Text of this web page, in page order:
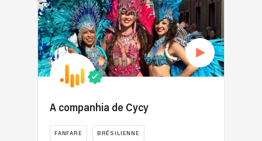
A companhia de Cycy
FANFARE BRÉSILIENNE